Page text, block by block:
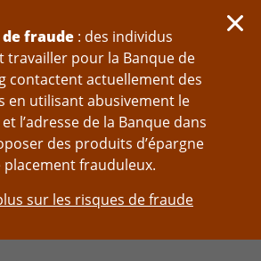
de fraude : des individus
travailler pour la Banque de
contactent actuellement des
en utilisant abusivement le
l’adresse de la Banque dans
des produits d’épargne
placement frauduleux.
sur les risques de fraude